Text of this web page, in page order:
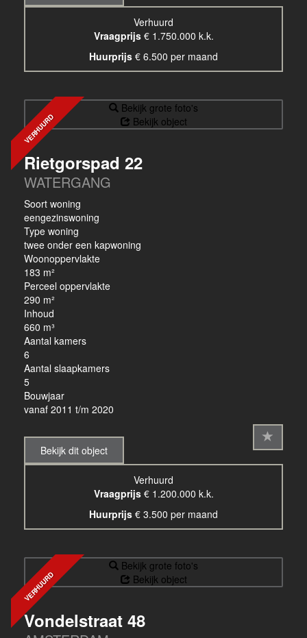
Verhuurd
Vraagprijs € 1.750.000 k.k.
Huurprijs € 6.500 per maand
VERHUURD
Bekijk grote foto's
Bekijk object
Rietgorspad 22
WATERGANG
Soort woning
eengezinswoning
Type woning
twee onder een kapwoning
Woonoppervlakte
183 m²
Perceel oppervlakte
290 m²
Inhoud
660 m³
Aantal kamers
6
Aantal slaapkamers
5
Bouwjaar
vanaf 2011 t/m 2020
Bekijk dit object
Verhuurd
Vraagprijs € 1.200.000 k.k.
Huurprijs € 3.500 per maand
VERHUURD
Bekijk grote foto's
Bekijk object
Vondelstraat 48